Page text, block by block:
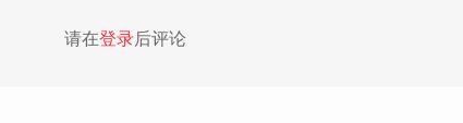
请在登录后评论